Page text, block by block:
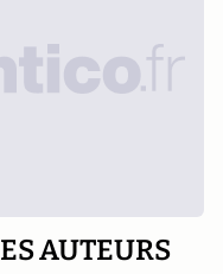
AUTEURS